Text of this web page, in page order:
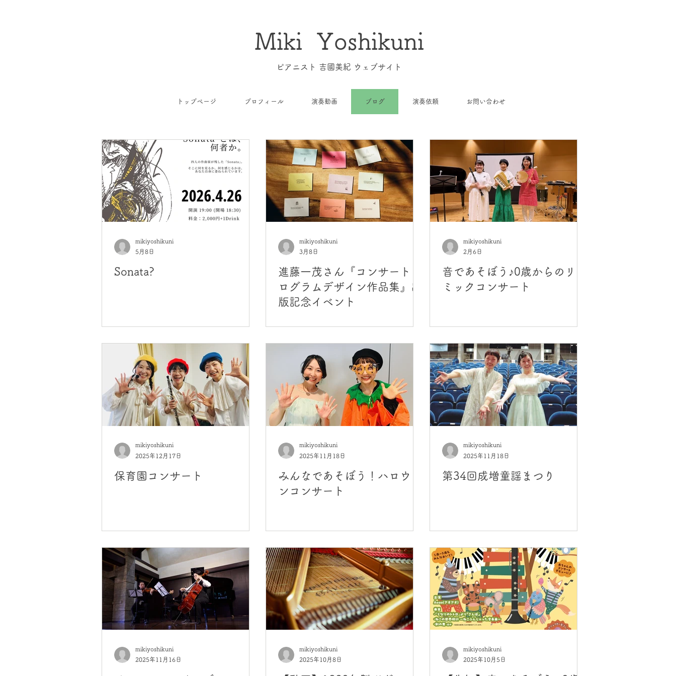
Miki Yoshikuni
​ピアニスト 吉國美紀 ウェブサイト
Sonata?
mikiyoshikuni
5月8日
進藤一茂さん『コンサートプ
ログラムデザイン作品集』出
版記念イベント
mikiyoshikuni
3月8日
音であそぼう♪0歳からのリト
ミックコンサート
mikiyoshikuni
2月6日
保育園コンサート
mikiyoshikuni
2025年12月17日
みんなであそぼう！ハロウィ
ンコンサート
mikiyoshikuni
2025年11月18日
第34回成増童謡まつり
mikiyoshikuni
2025年11月18日
mikiyoshikuni
2025年11月16日
mikiyoshikuni
2025年10月8日
mikiyoshikuni
2025年10月5日
トップページ プロフィール 演奏動画 ブログ 演奏依頼 お問い合わせ